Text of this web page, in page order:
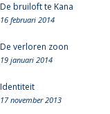
De bruiloft te Kana
16 februari 2014
De verloren zoon
19 januari 2014
Identiteit
17 november 2013